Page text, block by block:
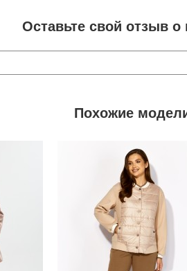
Оставьте свой отзыв
Похожие